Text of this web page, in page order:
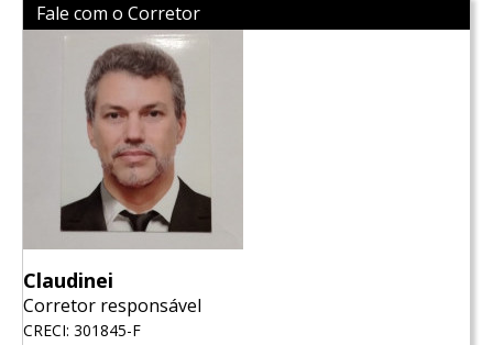
Fale com o Corretor
Claudinei
Corretor responsável
CRECI: 301845-F